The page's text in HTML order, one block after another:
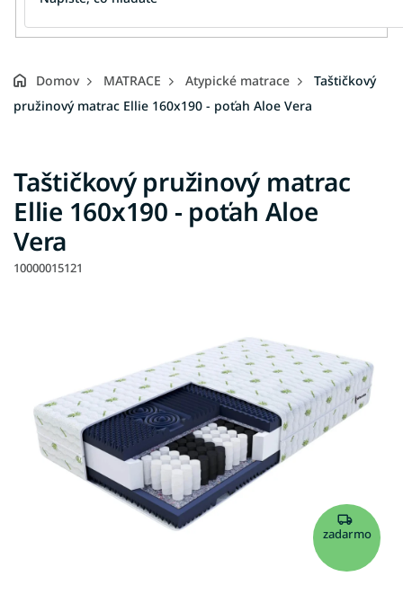
Domov MATRACE Atypické matrace
Taštičkový
pružinový matrac Ellie 160x190 - poťah Aloe Vera
Taštičkový pružinový matrac
Ellie 160x190 - poťah Aloe
Vera
10000015121
zadarmo